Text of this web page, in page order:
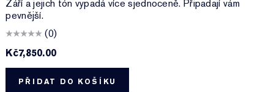
Září a jejich tón vypadá více sjednoceně. Připadají vám
pevnější.
(0)
Kč7,850.00
PŘIDAT DO KOŠÍKU